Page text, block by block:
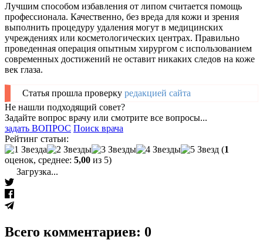
Лучшим способом избавления от липом считается помощь
профессионала. Качественно, без вреда для кожи и зрения
выполнить процедуру удаления могут в медицинских
учреждениях или косметологических центрах. Правильно
проведенная операция опытным хирургом с использованием
современных достижений не оставит никаких следов на коже
век глаза.
Статья прошла проверку редакцией сайта
Не нашли подходящий совет?
Задайте вопрос врачу или смотрите все вопросы...
задать ВОПРОС Поиск врача
Рейтинг статьи:
(1
оценок, среднее: 5,00 из 5)
Загрузка...
Всего комментариев: 0